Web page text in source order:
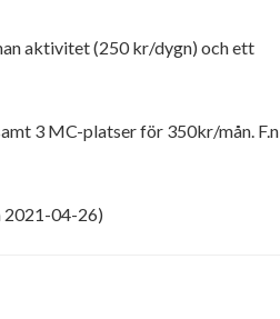
aktivitet (250 kr/dygn) och ett
3 MC-platser för 350kr/mån. F.n
2021-04-26)